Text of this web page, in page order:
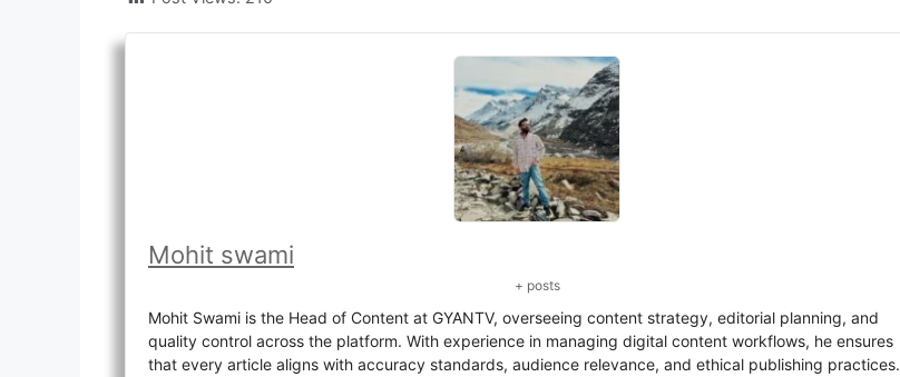
Mohit swami
+ posts
Mohit Swami is the Head of Content at GYANTV, overseeing content strategy, editorial planning, and
quality control across the platform. With experience in managing digital content workflows, he ensures
that every article aligns with accuracy standards, audience relevance, and ethical publishing practices.